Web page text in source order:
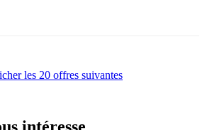
les 20 offres suivantes
intéresse